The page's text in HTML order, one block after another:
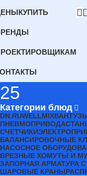
КУПИТЬ
25
Категории блюд
DN.RUWELLMIX
ПНЕВМОПРИВОДА
СЧЕТЧИКИ
БАЛАНСИРОВОЧНЫЕ
НАСОСНОЕ
ВРЕЗНЫЕ ХОМУТЫ И
ЗАПОРНАЯ АРМАТУРА
ШАРОВЫЕ КРАНЫ